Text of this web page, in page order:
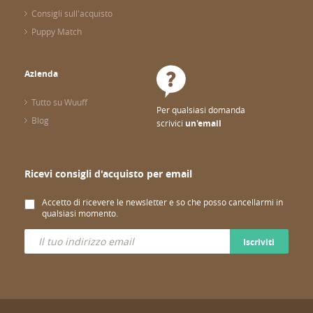
Consigli sull'acquisto
Puppy Match
Azienda
Tutto su Wuuff
Blog
Per qualsiasi domanda
scrivici un'email
Ricevi consigli d'acquisto per email
Accetto di ricevere le newsletter e so che posso cancellarmi in
qualsiasi momento.
Iscriviti